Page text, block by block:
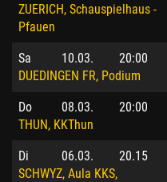
ZUERICH, Schauspielhaus -
Pfauen
Sa 10.03.
20:00
DUEDINGEN FR, Podium
Do 08.03.
20:00
THUN, KKThun
Di 06.03.
20.15
SCHWYZ, Aula KKS,